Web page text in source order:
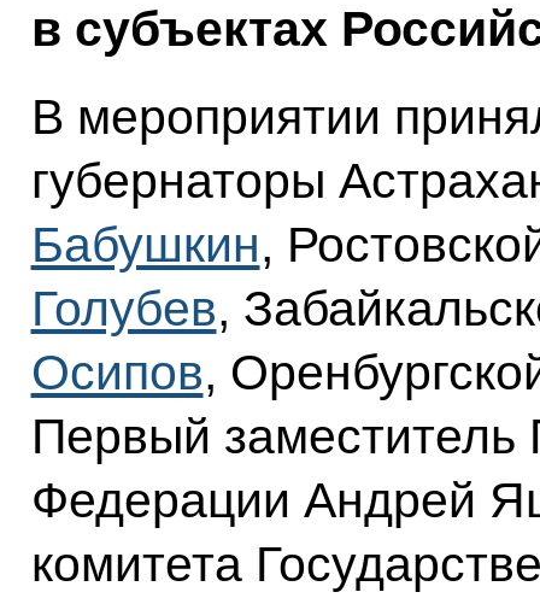
в субъектах
В мероприятии
губернаторы
Бабушкин,
Голубев,
Осипов,
Первый заместитель
Федерации Андрей
комитета